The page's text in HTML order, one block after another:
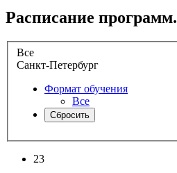
Расписание программ.
Все
Санкт-Петербург
Формат обучения
Все
Сбросить
23